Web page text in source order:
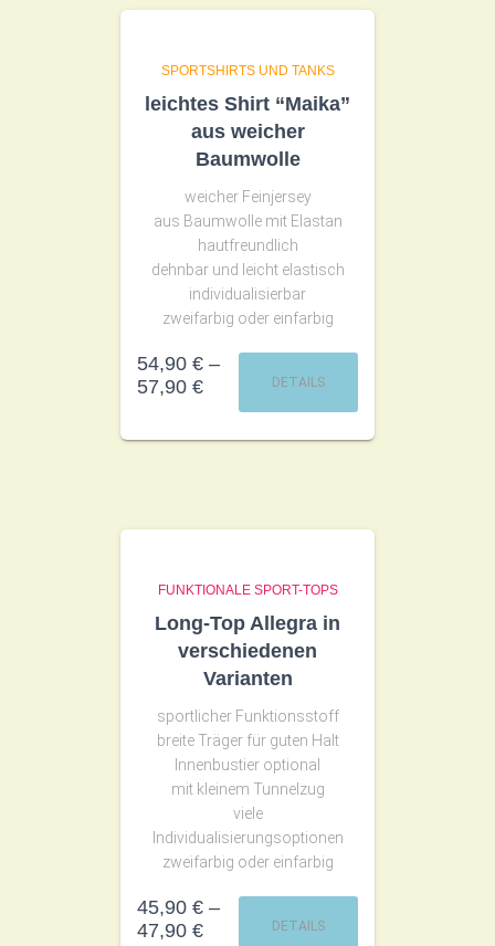
SPORTSHIRTS UND TANKS
leichtes Shirt “Maika”
aus weicher
Baumwolle
weicher Feinjersey
aus Baumwolle mit Elastan
hautfreundlich
dehnbar und leicht elastisch
individualisierbar
zweifarbig oder einfarbig
54,90 € –
57,90 € DETAILS
FUNKTIONALE SPORT-TOPS
Long-Top Allegra in
verschiedenen
Varianten
sportlicher Funktionsstoff
breite Träger für guten Halt
Innenbustier optional
mit kleinem Tunnelzug
viele
Individualisierungsoptionen
zweifarbig oder einfarbig
45,90 € –
47,90 € DETAILS